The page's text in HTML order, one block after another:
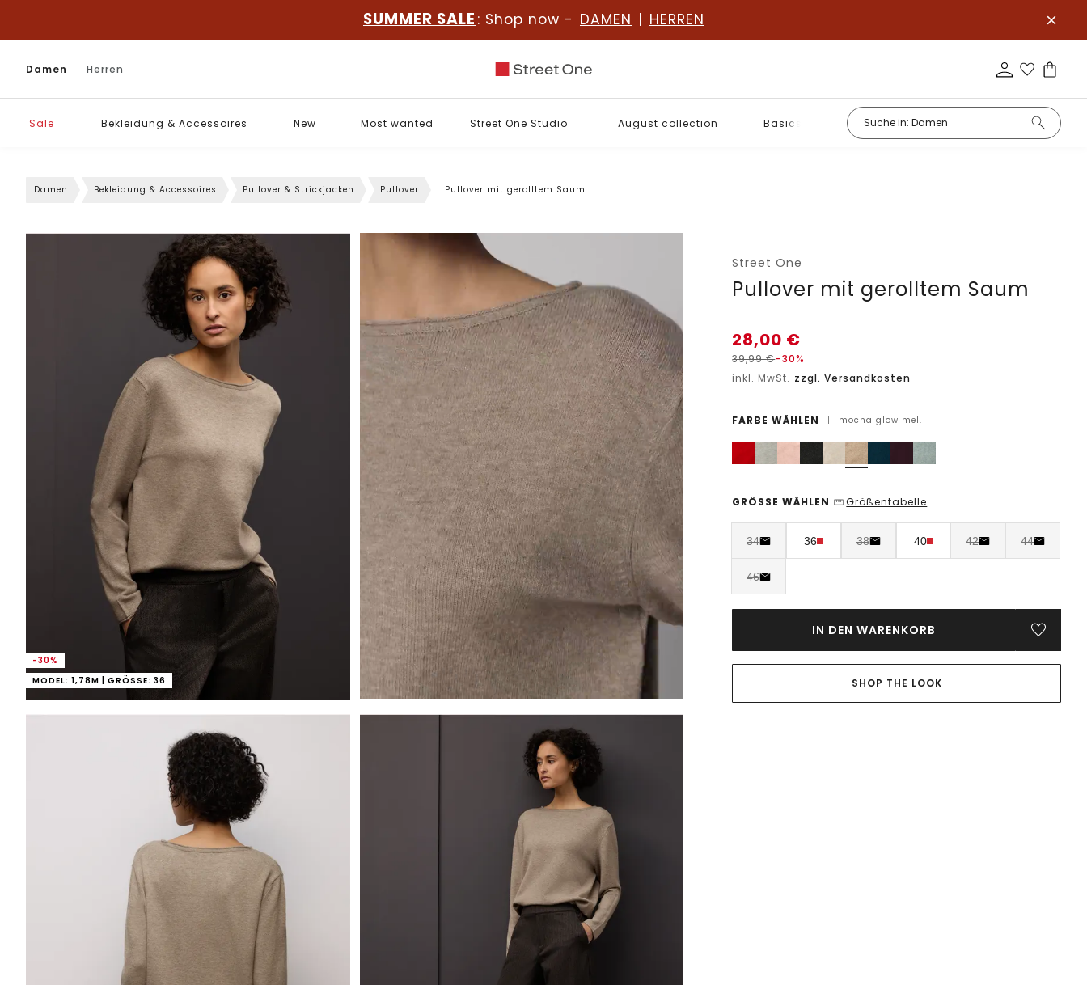
SUMMER SALE : Shop now - DAMEN | HERREN
Damen Herren
Sale Bekleidung & Accessoires New Most wanted Street One Studio August collection Basics
Damen Bekleidung & Accessoires Pullover & Strickjacken Pullover Pullover mit gerolltem Saum
-30%
MODEL: 1,78M | GRÖSSE: 36
Street One
Pullover mit gerolltem Saum
28,00 €
39,99€-30%
inkl. MwSt. zzgl. Versandkosten
FARBE WÄHLEN | mocha glow mel.
GRÖSSE WÄHLEN | Größentabelle
34 36 38 40 42 44
46
IN DEN WARENKORB
SHOP THE LOOK